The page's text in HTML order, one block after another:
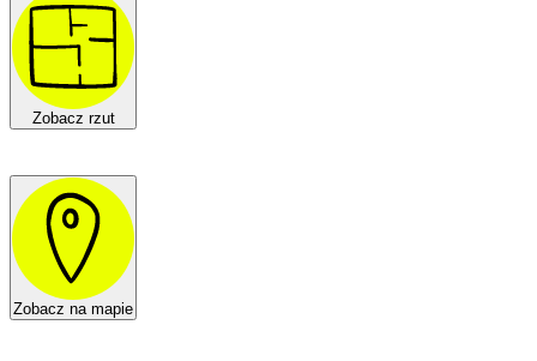
Zobacz rzut
Zobacz na mapie